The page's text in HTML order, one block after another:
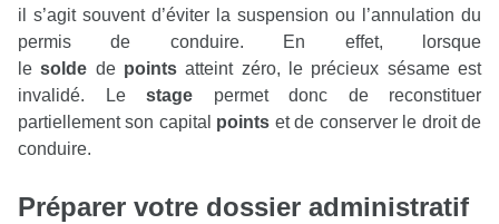
il s’agit souvent d’éviter la suspension ou l’annulation du
permis de conduire. En effet, lorsque
lesolde de points atteint zéro, le précieux sésame est
invalidé. Le stage permet donc de reconstituer
partiellement son capital points et de conserver le droit de
conduire.
Préparer votre dossier administratif